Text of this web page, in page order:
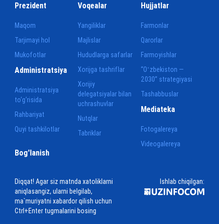
Prezident
Maqom
Tarjimayi hol
Mukofotlar
Voqealar
Yangiliklar
Majlislar
Hududlarga safarlar
Xorijga tashriflar
Xorijiy
delegatsiyalar bilan
uchrashuvlar
Nutqlar
Tabriklar
Hujjatlar
Farmonlar
Qarorlar
Farmoyishlar
“Oʻzbekiston —
2030” strategiyasi
Tashabbuslar
Administratsiya
Administratsiya
to‘g‘risida
Rahbariyat
Quyi tashkilotlar
Mediateka
Fotogalereya
Videogalereya
Bog'lanish
Diqqat! Agar siz matnda xatoliklarni
aniqlasangiz, ularni belgilab,
ma`muriyatni xabardor qilish uchun
Ctrl+Enter tugmalarini bosing
Ishlab chiqilgan: